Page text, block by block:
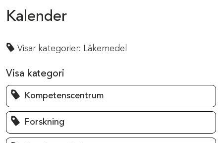
Kalender
Visar kategorier: Läkemedel
Visa kategori
Kompetenscentrum
Forskning